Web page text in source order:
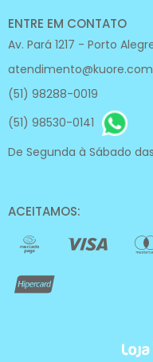
ENTRE EM CONTATO
Av. Pará 1217 - Porto
(51) 98288-0019
(51) 98530-0141
De Segunda à Sábado
ACEITAMOS: